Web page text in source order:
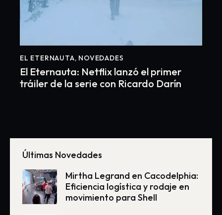
EL ETERNAUTA, NOVEDADES
El Eternauta: Netflix lanzó el primer
tráiler de la serie con Ricardo Darín
Últimas Novedades
Mirtha Legrand en Cacodelphia:
Eficiencia logística y rodaje en
movimiento para Shell